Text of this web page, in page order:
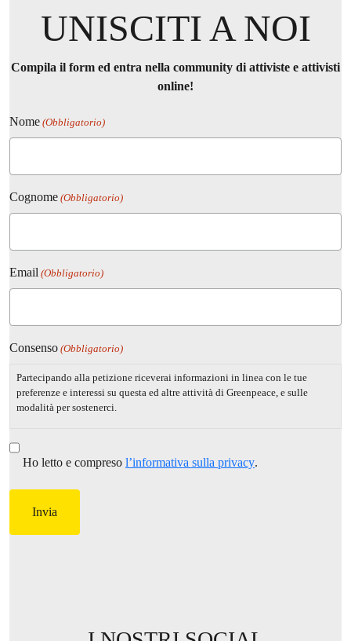
UNISCITI A NOI
Compila il form ed entra nella community di attiviste e attivisti
online!
Nome (Obbligatorio)
Cognome (Obbligatorio)
Email (Obbligatorio)
Consenso (Obbligatorio)
Partecipando alla petizione riceverai informazioni in linea con le tue
preferenze e interessi su questa ed altre attività di Greenpeace, e sulle
modalità per sostenerci.
Ho letto e compreso l’informativa sulla privacy.